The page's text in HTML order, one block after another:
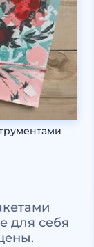
для себя